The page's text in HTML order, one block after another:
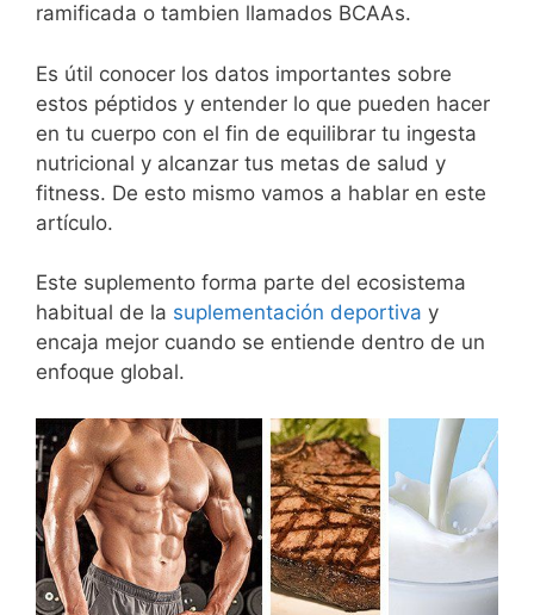
ramificada o tambien llamados BCAAs.
Es útil conocer los datos importantes sobre
estos péptidos y entender lo que pueden hacer
en tu cuerpo con el fin de equilibrar tu ingesta
nutricional y alcanzar tus metas de salud y
fitness. De esto mismo vamos a hablar en este
artículo.
Este suplemento forma parte del ecosistema
habitual de la suplementación deportiva y
encaja mejor cuando se entiende dentro de un
enfoque global.